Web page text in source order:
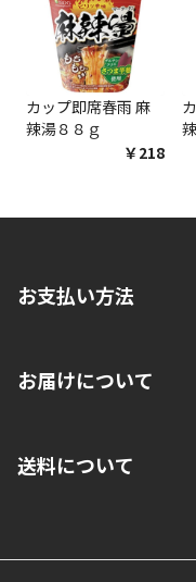
カップ即席春雨 麻
辣湯８８ｇ
￥218
お支払い方法
いいただくことはできま
■代金引換(代引)※手数料
お届けについて
ご注文が確認出来次第、1
業日にてお引渡しとなり
送料について